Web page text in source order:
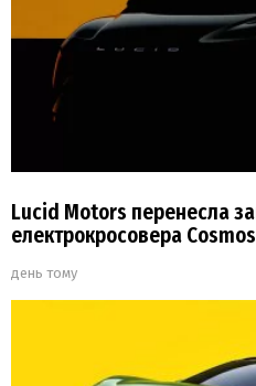
Lucid Motors перенесла
електрокросовера
день тому